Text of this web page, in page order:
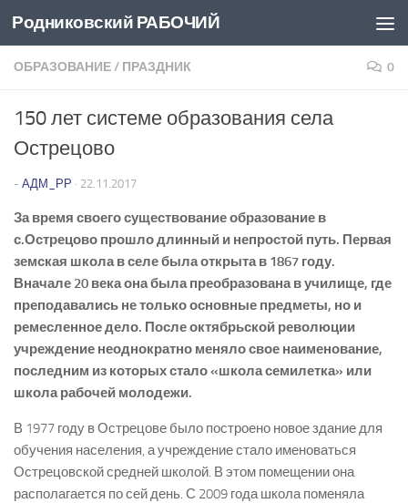
Перейти к содержимому
Родниковский РАБОЧИЙ
ОБРАЗОВАНИЕ/ ПРАЗДНИК 0
150 лет системе образования села
Острецово
- АДМ_РР · 22.11.2017
За время своего существование образование в
с.Острецово прошло длинный и непростой путь. Первая
земская школа в селе была открыта в 1867 году.
Вначале 20 века она была преобразована в училище, где
преподавались не только основные предметы, но и
ремесленное дело. После октябрьской революции
учреждение неоднократно меняло свое наименование,
последним из которых стало «школа семилетка» или
школа рабочей молодежи.
В 1977 году в Острецове было построено новое здание для
обучения населения, а учреждение стало именоваться
Острецовской средней школой. В этом помещении она
располагается по сей день. С 2009 года школа поменяла